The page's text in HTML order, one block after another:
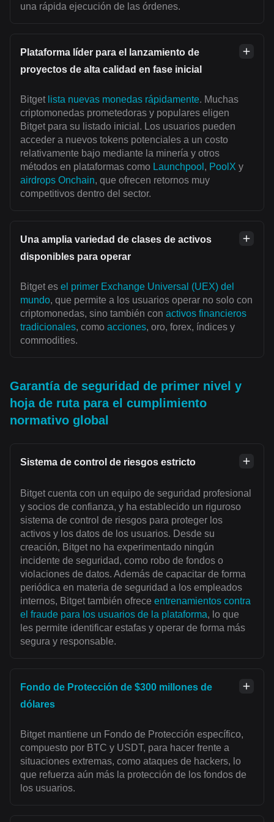
una rápida ejecución de las órdenes.
Plataforma líder para el lanzamiento de
proyectos de alta calidad en fase inicial
Bitget lista nuevas monedas rápidamente. Muchas
criptomonedas prometedoras y populares eligen
Bitget para su listado inicial. Los usuarios pueden
acceder a nuevos tokens potenciales a un costo
relativamente bajo mediante la minería y otros
métodos en plataformas como Launchpool , PoolX y
airdrops Onchain, que ofrecen retornos muy
competitivos dentro del sector.
Una amplia variedad de clases de activos
disponibles para operar
Bitget es el primer Exchange Universal (UEX) del
mundo, que permite a los usuarios operar no solo con
criptomonedas, sino también con activos financieros
tradicionales, como acciones, oro, forex, índices y
commodities.
Garantía de seguridad de primer nivel y
hoja de ruta para el cumplimiento
normativo global
Sistema de control de riesgos estricto
Bitget cuenta con un equipo de seguridad profesional
y socios de confianza, y ha establecido un riguroso
sistema de control de riesgos para proteger los
activos y los datos de los usuarios. Desde su
creación, Bitget no ha experimentado ningún
incidente de seguridad, como robo de fondos o
violaciones de datos. Además de capacitar de forma
periódica en materia de seguridad a los empleados
internos, Bitget también ofrece entrenamientos contra
el fraude para los usuarios de la plataforma, lo que
les permite identificar estafas y operar de forma más
segura y responsable.
Fondo de Protección de $300 millones de
dólares
Bitget mantiene un Fondo de Protección específico,
compuesto por BTC y USDT, para hacer frente a
situaciones extremas, como ataques de hackers, lo
que refuerza aún más la protección de los fondos de
los usuarios.